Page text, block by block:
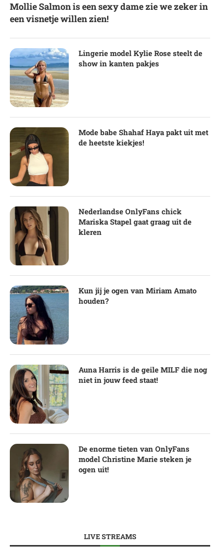
Mollie Salmon is een sexy dame zie we zeker in
een visnetje willen zien!
Lingerie model Kylie Rose steelt de
show in kanten pakjes
Mode babe Shahaf Haya pakt uit met
de heetste kiekjes!
Nederlandse OnlyFans chick
Mariska Stapel gaat graag uit de
kleren
Kun jij je ogen van Miriam Amato
houden?
Auna Harris is de geile MILF die nog
niet in jouw feed staat!
De enorme tieten van OnlyFans
model Christine Marie steken je
ogen uit!
LIVE STREAMS